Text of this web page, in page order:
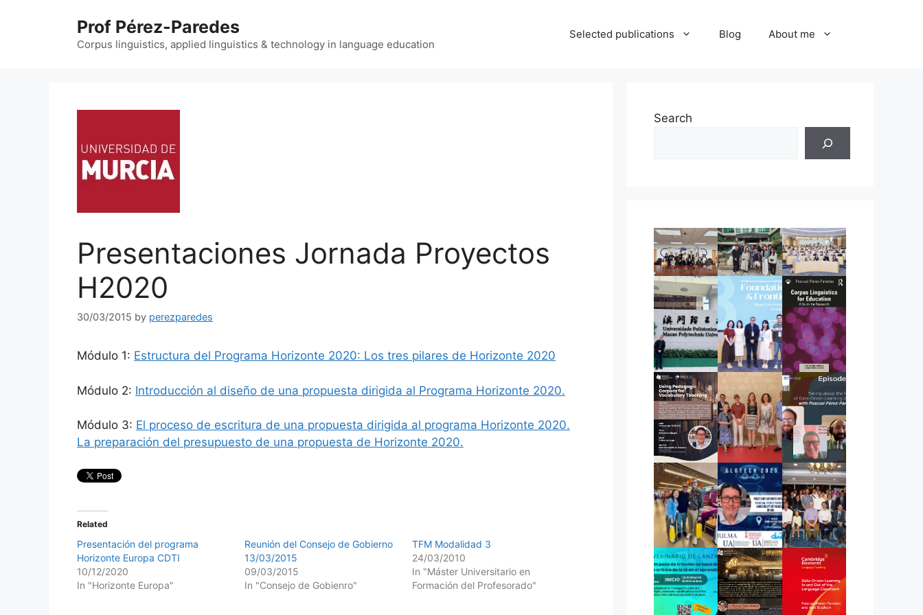
Prof Pérez-Paredes
Corpus linguistics, applied linguistics & technology in language education
Selected publications Blog About me
Presentaciones Jornada Proyectos
H2020
30/03/2015 by perezparedes
Módulo 1: Estructura del Programa Horizonte 2020: Los tres pilares de Horizonte 2020
Módulo 2: Introducción al diseño de una propuesta dirigida al Programa Horizonte 2020.
Módulo 3: El proceso de escritura de una propuesta dirigida al programa Horizonte 2020.
La preparación del presupuesto de una propuesta de Horizonte 2020.
Related
Presentación del programa
Horizonte Europa CDTI
10/12/2020
In "Horizonte Europa"
Reunión del Consejo de Gobierno
13/03/2015
09/03/2015
In "Consejo de Gobienro"
TFM Modalidad 3
24/03/2010
In "Máster Universitario en
Formación del Profesorado"
Search